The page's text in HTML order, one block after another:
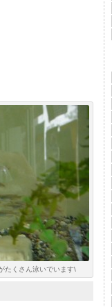
たくさん泳いでいます\